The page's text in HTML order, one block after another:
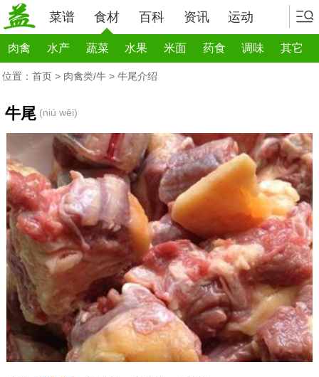
菜谱 食材 百科 资讯 运动
肉禽 水产 蔬菜 水果 米面 药食 调味 其它
位置： 首页 > 肉禽类/牛 > 牛尾介绍
牛尾 (niú wěi)